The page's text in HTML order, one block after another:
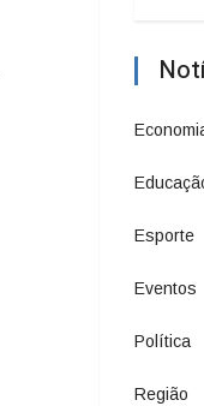
Esporte
Eventos
Política
Região